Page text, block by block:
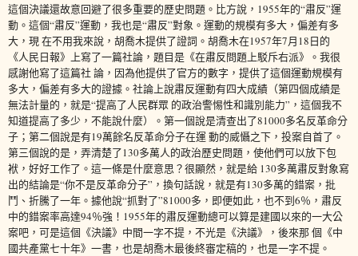
這個決議還故意回避了很多重要的歷史問題。比方說，1955年的“肅反”運
動。這個“肅反”運動，我也是“肅反”對象。運動的規模有多大，偏差有多
大，現 在不用我來說，胡喬木提供了證詞。胡喬木在1957年7月18日的
《人民日報》上寫了一篇社論，題目是《在肅反問題上駁斥右派》。我很
感謝他寫了這篇社 論，因為他提供了官方的數字，提供了這個運動規模有
多大，偏差有多大的證據。社論上說肅反運動有四大成績（第四個成績是
無法計量的，就是“提高了人民群眾 的政治警惕性和識別能力”，這個我不
知道提高了多少，不能說什麼）。第一個說是清查出了81000多名反革命分
子；第二個說是有19萬餘名反革命分子在運 動的威懾之下，投案自首了。
第三個說的是，弄清楚了130多萬人的政治歷史問題，使他們可以放下包
袱，好好工作了。這一條是什麼意思？很顯然，就是給 130多萬肅反對象寫
出的結論是“你不是反革命分子”，換句話說，就是有130多萬的錯案，批
鬥、折騰了一年。據他說“抓對了”81000多，即便如此，也不到6％，肅反
中的錯案率高達94％強！1955年的肅反運動總可以算是建國以來的一大公
案吧，可是這個《決議》中間一字不提，不光是《決議》，後來那 個《中
國共產黨七十年》一書，也是胡喬木最後終審定稿的，也是一字不提。